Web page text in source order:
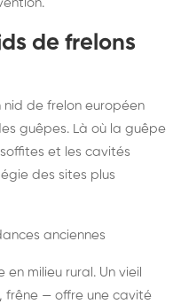
de frelons
de frelon européen
guêpes. Là où la guêpe
et les cavités
des sites plus
anciennes
milieu rural. Un vieil
frêne — offre une cavité